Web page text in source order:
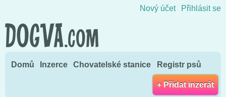
Nový účet Přihlásit se
Domů Inzerce Chovatelské stanice Registr psů
+ Přidat inzerát